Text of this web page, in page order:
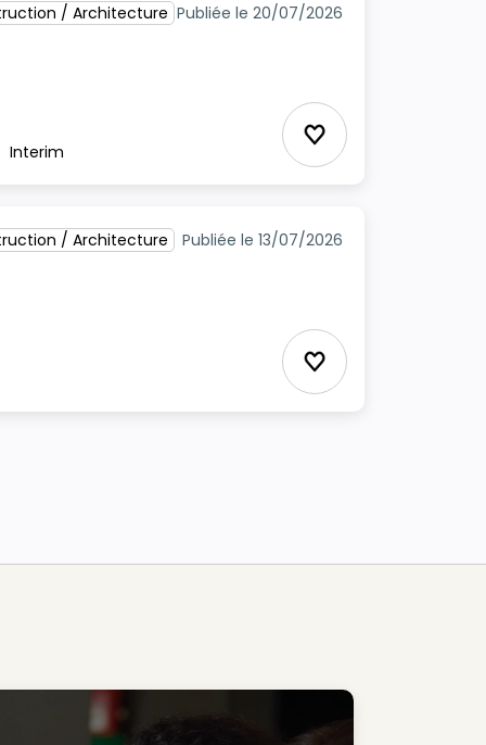
/ Architecture Publiée le 20/07/2026
Interim Ajouter aux
/ Architecture Publiée le 13/07/2026
Ajouter aux